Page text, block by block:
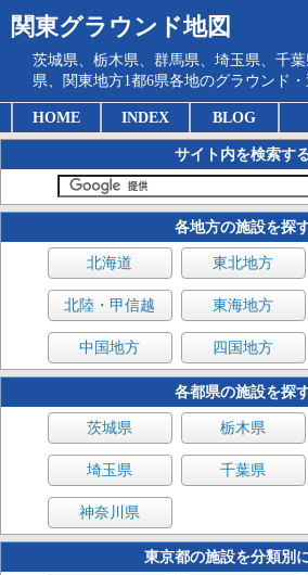
関東グラウンド地図
茨城県、栃木県、群馬県、埼玉県、千葉
県、関東地方1都6県各地のグラウンド・
HOME INDEX BLOG
サイト内を検索す
各地方の施設を探
北海道 東北地方
北陸・甲信越 東海地方
中国地方 四国地方
各都県の施設を探
茨城県 栃木県
埼玉県 千葉県
神奈川県
東京都の施設を分類別